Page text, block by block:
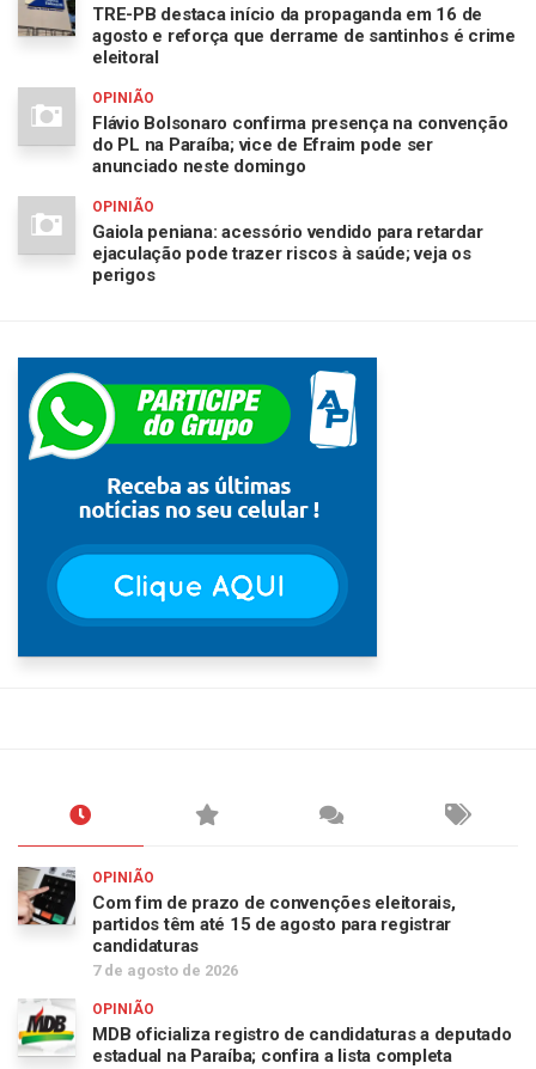
TRE-PB destaca início da propaganda em 16 de
agosto e reforça que derrame de santinhos é crime
eleitoral
OPINIÃO
Flávio Bolsonaro confirma presença na convenção
do PL na Paraíba; vice de Efraim pode ser
anunciado neste domingo
OPINIÃO
Gaiola peniana: acessório vendido para retardar
ejaculação pode trazer riscos à saúde; veja os
perigos
OPINIÃO
Com fim de prazo de convenções eleitorais,
partidos têm até 15 de agosto para registrar
candidaturas
7 de agosto de 2026
OPINIÃO
MDB oficializa registro de candidaturas a deputado
estadual na Paraíba; confira a lista completa